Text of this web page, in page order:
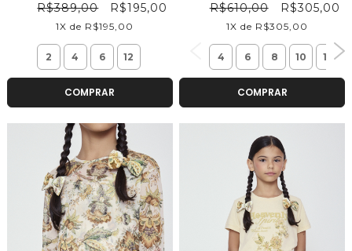
R$389,00 R$195,00
1X de R$195,00
2 4 6 12
COMPRAR
R$610,00 R$305,00
1X de R$305,00
4 6 8 10 12
COMPRAR